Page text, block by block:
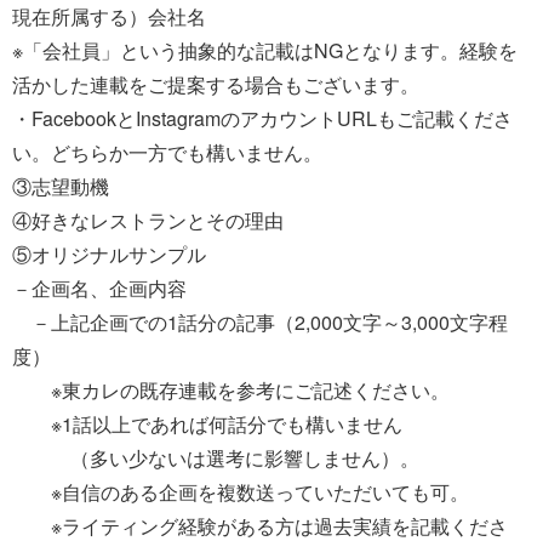
現在所属する）会社名
※「会社員」という抽象的な記載はNGとなります。経験を
活かした連載をご提案する場合もございます。
・FacebookとInstagramのアカウントURLもご記載くださ
い。どちらか一方でも構いません。
③志望動機
④好きなレストランとその理由
⑤オリジナルサンプル
－企画名、企画内容
－上記企画での1話分の記事（2,000文字～3,000文字程
度）
※東カレの既存連載を参考にご記述ください。
※1話以上であれば何話分でも構いません
（多い少ないは選考に影響しません）。
※自信のある企画を複数送っていただいても可。
※ライティング経験がある方は過去実績を記載くださ